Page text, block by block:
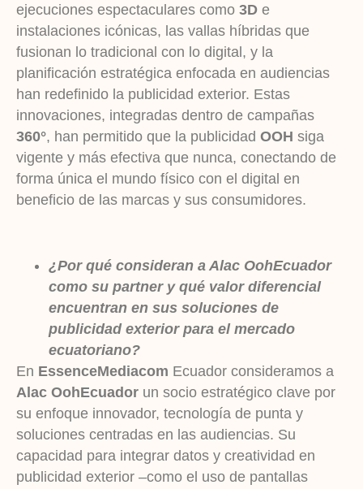
ejecuciones espectaculares como 3D e
instalaciones icónicas, las vallas híbridas que
fusionan lo tradicional con lo digital, y la
planificación estratégica enfocada en audiencias
han redefinido la publicidad exterior. Estas
innovaciones, integradas dentro de campañas
360°, han permitido que la publicidad OOH siga
vigente y más efectiva que nunca, conectando de
forma única el mundo físico con el digital en
beneficio de las marcas y sus consumidores.
¿Por qué consideran a Alac OohEcuador
como su partner y qué valor diferencial
encuentran en sus soluciones de
publicidad exterior para el mercado
ecuatoriano?
En EssenceMediacom Ecuador consideramos a
Alac OohEcuador un socio estratégico clave por
su enfoque innovador, tecnología de punta y
soluciones centradas en las audiencias. Su
capacidad para integrar datos y creatividad en
publicidad exterior –como el uso de pantallas